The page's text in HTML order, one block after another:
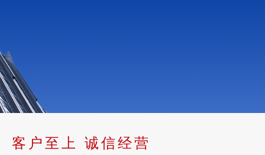
客户至上 诚信经营